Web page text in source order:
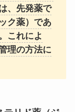
、先発薬で
ク薬）であ
これによ
理の方法に